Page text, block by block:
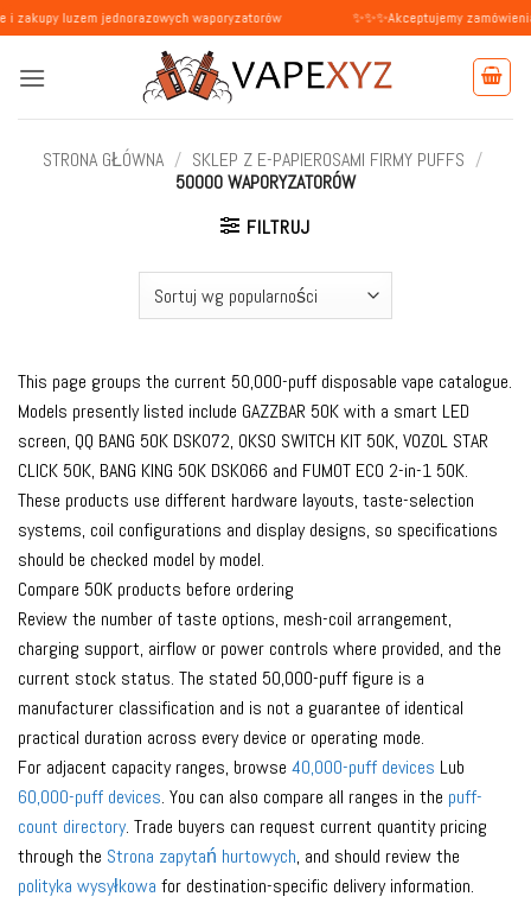
Przewiń
do
zawartości
jednorazowych waporyzatorów ✨✨✨Akceptujemy zamówienia od
STRONA GŁÓWNA / SKLEP Z E-PAPIEROSAMI FIRMY PUFFS /
50000 WAPORYZATORÓW
FILTRUJ
This page groups the current 50,000-puff disposable vape catalogue.
Models presently listed include GAZZBAR 50K with a smart LED
screen, QQ BANG 50K DSK072, OKSO SWITCH KIT 50K, VOZOL STAR
CLICK 50K, BANG KING 50K DSK066 and FUMOT ECO 2-in-1 50K.
These products use different hardware layouts, taste-selection
systems, coil configurations and display designs, so specifications
should be checked model by model.
Compare 50K products before ordering
Review the number of taste options, mesh-coil arrangement,
charging support, airflow or power controls where provided, and the
current stock status. The stated 50,000-puff figure is a
manufacturer classification and is not a guarantee of identical
practical duration across every device or operating mode.
For adjacent capacity ranges, browse 40,000-puff devices Lub
60,000-puff devices. You can also compare all ranges in the puff-
count directory. Trade buyers can request current quantity pricing
through the Strona zapytań hurtowych, and should review the
polityka wysyłkowa for destination-specific delivery information.